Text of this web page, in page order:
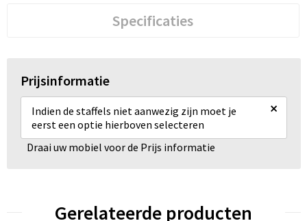
Specificaties
Prijsinformatie
Indien de staffels niet aanwezig zijn moet je
eerst een optie hierboven selecteren
×
Draai uw mobiel voor de Prijs informatie
Gerelateerde producten